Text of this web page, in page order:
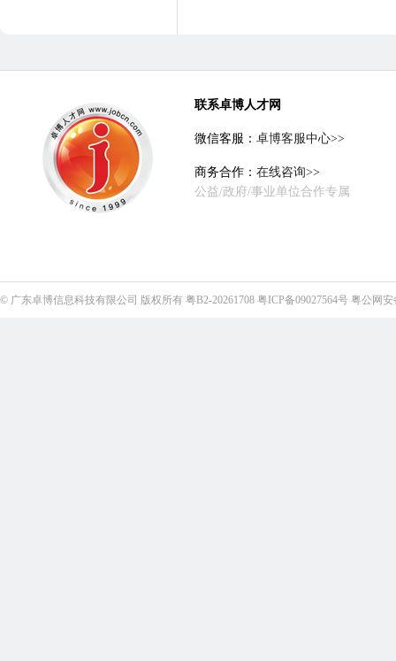
联系卓博人才网
微信客服： 卓博客服中心>>
商务合作： 在线咨询>>
公益/政府/事业单位合作专属
© 广东卓博信息科技有限公司 版权所有 粤B2-20261708 粤ICP备09027564号 粤公网安